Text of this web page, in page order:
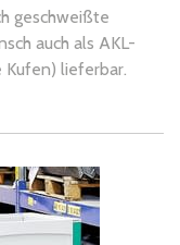
geschweißte
auch als AKL-
lieferbar.